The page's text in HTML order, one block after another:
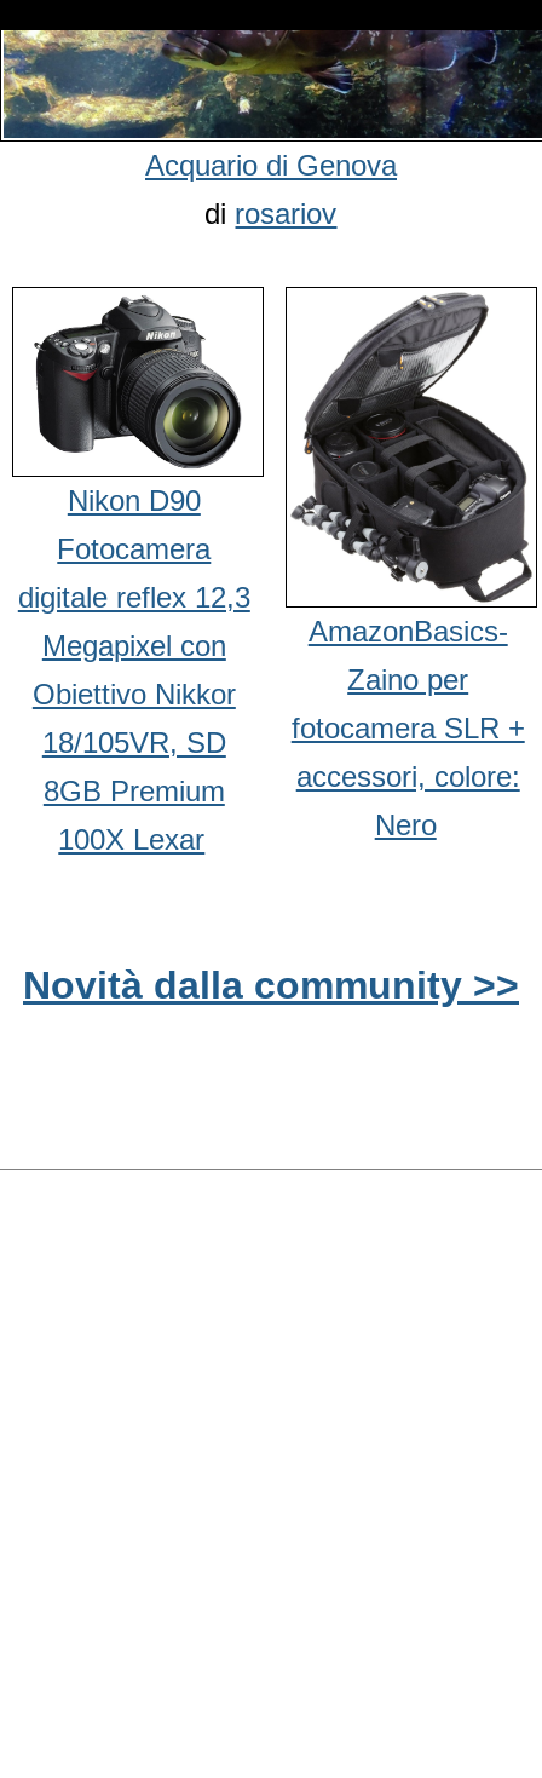
Acquario di Genova
di rosariov
Nikon D90
Fotocamera
digitale reflex 12,3
Megapixel con
Obiettivo Nikkor
18/105VR, SD
8GB Premium
100X Lexar
AmazonBasics-
Zaino per
fotocamera SLR +
accessori, colore:
Nero
Novità dalla community >>